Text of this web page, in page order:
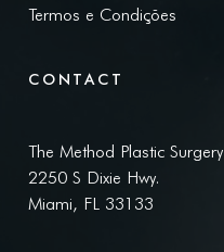
Termos e Condições
CONTACT
The Method Plastic Surgery
2250 S Dixie Hwy.
Miami, FL 33133